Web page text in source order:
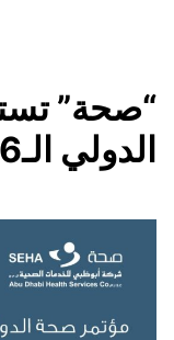
“صحة”
الدولي الـ16 لطب الأطفال”